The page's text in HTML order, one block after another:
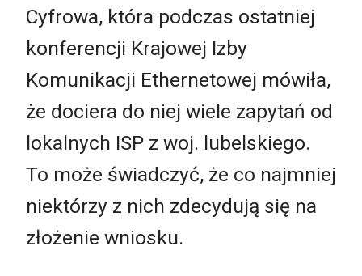
Cyfrowa, która podczas ostatniej
konferencji Krajowej Izby
Komunikacji Ethernetowej mówiła,
że dociera do niej wiele zapytań od
lokalnych ISP z woj. lubelskiego.
To może świadczyć, że co najmniej
niektórzy z nich zdecydują się na
złożenie wniosku.